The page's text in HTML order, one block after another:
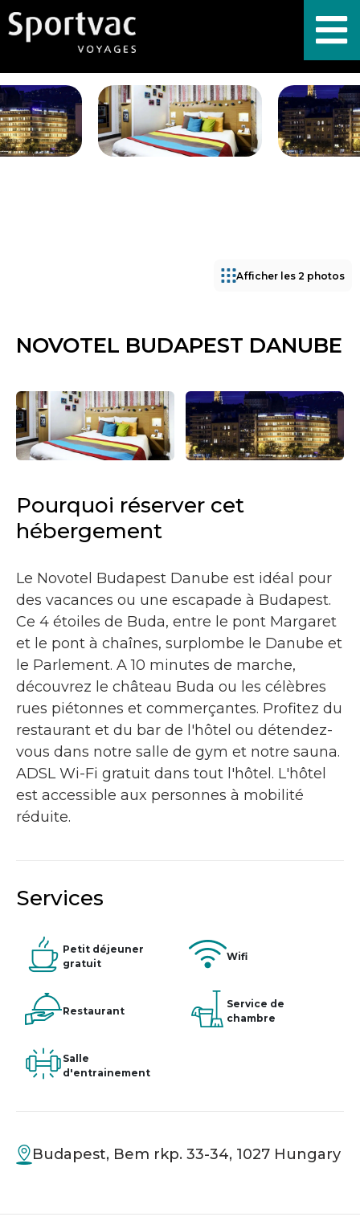
Afficher les 2 photos
NOVOTEL BUDAPEST DANUBE
Pourquoi réserver cet
hébergement
Le Novotel Budapest Danube est idéal pour
des vacances ou une escapade à Budapest.
Ce 4 étoiles de Buda, entre le pont Margaret
et le pont à chaînes, surplombe le Danube et
le Parlement. A 10 minutes de marche,
découvrez le château Buda ou les célèbres
rues piétonnes et commerçantes. Profitez du
restaurant et du bar de l'hôtel ou détendez-
vous dans notre salle de gym et notre sauna.
ADSL Wi-Fi gratuit dans tout l'hôtel. L'hôtel
est accessible aux personnes à mobilité
réduite.
Services
Petit déjeuner
gratuit
Wifi
Restaurant
Service de
chambre
Salle
d'entrainement
Budapest, Bem rkp. 33-34, 1027 Hungary